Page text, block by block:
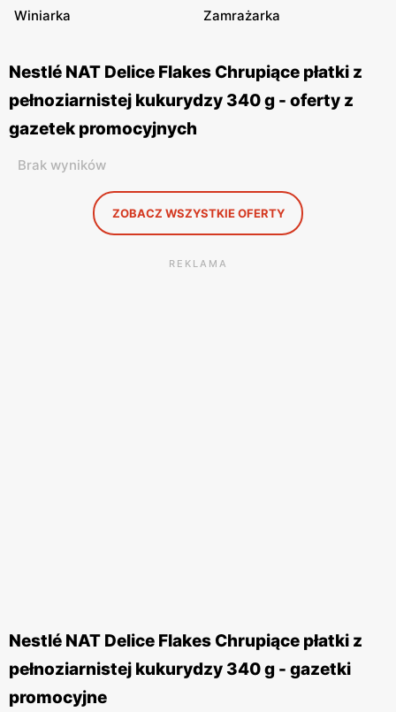
Winiarka
Zamrażarka
Nestlé NAT Delice Flakes Chrupiące płatki z
pełnoziarnistej kukurydzy 340 g - oferty z
gazetek promocyjnych
Brak wyników
ZOBACZ WSZYSTKIE OFERTY
REKLAMA
Nestlé NAT Delice Flakes Chrupiące płatki z
pełnoziarnistej kukurydzy 340 g - gazetki
promocyjne